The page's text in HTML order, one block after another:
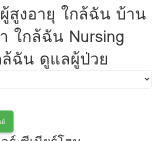
สูงอายุ ใกล้ฉัน บ้าน
ใกล้ฉัน Nursing
ล้ฉัน ดูแลผู้ป่วย